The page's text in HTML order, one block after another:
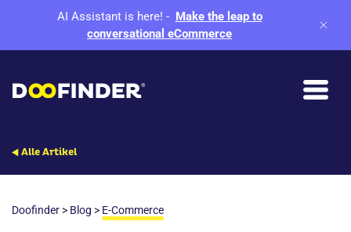
AI Assistant is here! - Make the leap to
conversational eCommerce
Alle Artikel
Doofinder > Blog > E-Commerce